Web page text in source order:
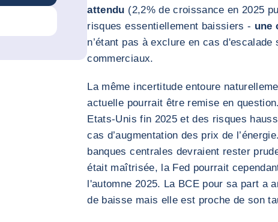
attendu (2,2% de croissance en 2025
risques essentiellement baissiers - une
n’étant pas à exclure en cas
commerciaux.
La même incertitude entoure
actuelle pourrait être remise en
Etats-Unis fin 2025 et des risques
cas d’augmentation des prix de
banques centrales devraient rester
était maîtrisée, la Fed pourrait
l'automne 2025. La BCE pour sa part a
de baisse mais elle est proche de son